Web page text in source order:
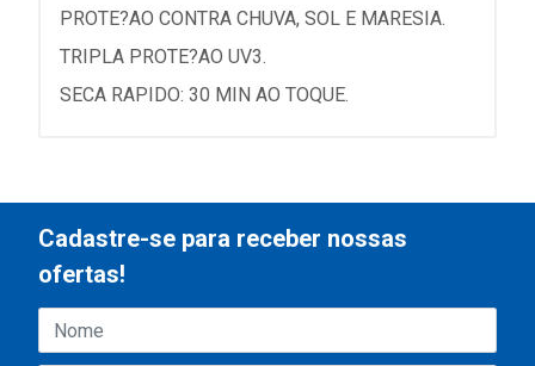
PROTE?AO CONTRA CHUVA, SOL E MARESIA.
TRIPLA PROTE?AO UV3.
SECA RAPIDO: 30 MIN AO TOQUE.
Cadastre-se para receber nossas
ofertas!